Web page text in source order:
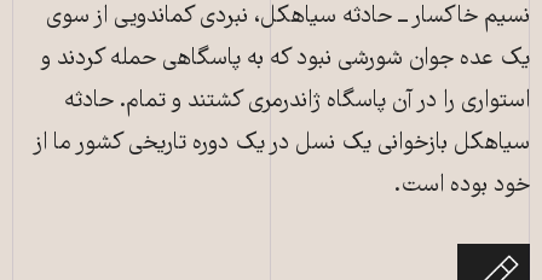
نسیم خاکسار ــ حادثه سیاهکل، نبردی کماندویی از سوی
یک عده جوان شورشی نبود که به پاسگاهی حمله کردند و
استواری را در آن پاسگاه ژاندرمری کشتند و تمام. حادثه
سیاهکل بازخوانی یک نسل در یک دوره تاریخی کشور ما از
خود بوده است.